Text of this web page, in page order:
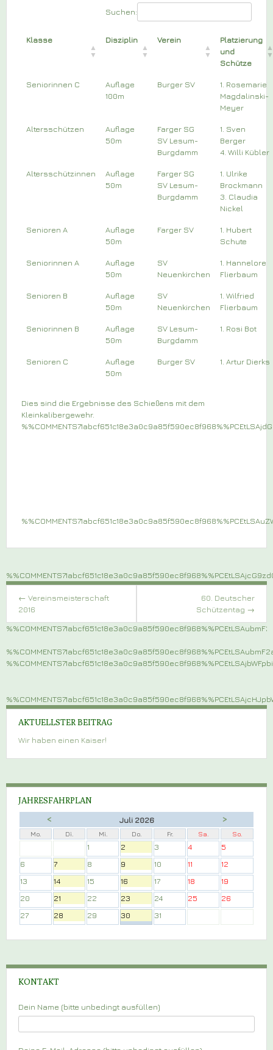
Suchen:
Klasse Disziplin Verein
Platzierung
und
Schütze
Seniorinnen C
Auflage
100m
Burger SV
1. Rosemarie
Magdalinski-
Meyer
Altersschützen
Auflage
50m
Farger SG
SV Lesum-
Burgdamm
1. Sven
Berger
4. Willi Kübler
Altersschützinnen
Auflage
50m
Farger SG
SV Lesum-
Burgdamm
1. Ulrike
Brockmann
3. Claudia
Nickel
Senioren A
Auflage
50m
Farger SV
1. Hubert
Schute
Seniorinnen A
Auflage
50m
SV
Neuenkirchen
1. Hannelore
Flierbaum
Senioren B
Auflage
50m
SV
Neuenkirchen
1. Wilfried
Flierbaum
Seniorinnen B
Auflage
50m
SV Lesum-
Burgdamm
1. Rosi Bot
Senioren C
Auflage
50m
Burger SV 1. Artur Dierks
Dies sind die Ergebnisse des Schießens mit dem
Kleinkalibergewehr.
Post
navigation
← Vereinsmeisterschaft
2016
60. Deutscher
Schützentag →
AKTUELLSTER BEITRAG
Wir haben einen Kaiser!
JAHRESFAHRPLAN
< Juli 2026 >
Mo. Di. Mi. Do. Fr. Sa. So.
1 2 3 4
5
6
7 8 9 10 11
12
13
14 15 16 17 18
19
20
21 22 23 24 25
26
27
28 29 30 31
KONTAKT
Dein Name (bitte unbedingt ausfüllen)